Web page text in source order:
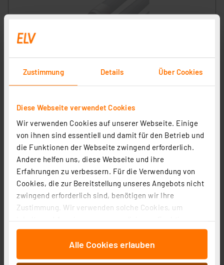
Zustimmung Details Über Cookies
Diese Webseite verwendet Cookies
Wir verwenden Cookies auf unserer Webseite. Einige
von ihnen sind essentiell und damit für den Betrieb und
die Funktionen der Webseite zwingend erforderlich.
Andere helfen uns, diese Webseite und ihre
Erfahrungen zu verbessern. Für die Verwendung von
Cookies, die zur Bereitstellung unseres Angebots nicht
zwingend erforderlich sind, benötigen wir Ihre
Zustimmung. Wir verwenden solche Cookies, um
für soziale Medien anbieten zu können und die Zugriffe
auf unsere Website zu analysieren. Außerdem geben
Alle Cookies erlauben
Artikel-Nr. 254033
Produktdatenblatt
55,71 €
inkl. MwSt.
Informationen zu Versandkosten
Grundpreis 18.57 EUR pro Stück